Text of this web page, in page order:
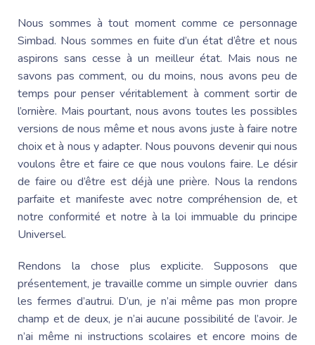
Nous sommes à tout moment comme ce personnage
Simbad. Nous sommes en fuite d’un état d’être et nous
aspirons sans cesse à un meilleur état. Mais nous ne
savons pas comment, ou du moins, nous avons peu de
temps pour penser véritablement à comment sortir de
l’ornière. Mais pourtant, nous avons toutes les possibles
versions de nous même et nous avons juste à faire notre
choix et à nous y adapter. Nous pouvons devenir qui nous
voulons être et faire ce que nous voulons faire. Le désir
de faire ou d’être est déjà une prière. Nous la rendons
parfaite et manifeste avec notre compréhension de, et
notre conformité et notre à la loi immuable du principe
Universel.
Rendons la chose plus explicite. Supposons que
présentement, je travaille comme un simple ouvrier dans
les fermes d’autrui. D’un, je n’ai même pas mon propre
champ et de deux, je n’ai aucune possibilité de l’avoir. Je
n’ai même ni instructions scolaires et encore moins de